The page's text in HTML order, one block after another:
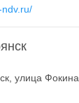
улица Фокина,